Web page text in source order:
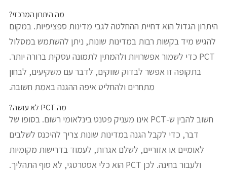
מה היתרון המרכזי?
היתרון הגדול הוא דחיית ההחלטה לגבי מדינות ספציפיות. במקום
להגיש מיד בקשות רבות במדינות שונות, ניתן להשתמש במסלול
PCT כדי לשמור אפשרויות ולהמתין לתמונה עסקית ברורה יותר.
בתקופה זו אפשר לבדוק שווקים, לדבר עם משקיעים, לבחון
מתחרים ולהחליט איפה ההגנה באמת חשובה.
מה PCT לא עושה?
חשוב להבין ש-PCT אינו מעניק פטנט בינלאומי רשום. בסופו של
דבר, כדי לקבל הגנה במדינות שונות צריך להיכנס לשלבים
לאומיים או אזוריים, לשלם אגרות, לעמוד בדרישות מקומיות
ולעבור בחינה. לכן PCT הוא כלי אסטרטגי, לא סוף התהליך.